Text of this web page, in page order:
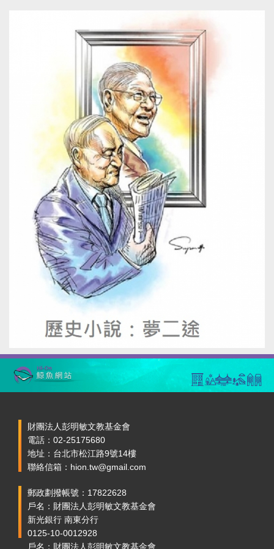
財團法人彭明敏文教基金會
電話：02-25175680
地址：台北市松江路9號14樓
聯絡信箱：hion.tw@gmail.com
郵政劃撥帳號：17822628
戶名：財團法人彭明敏文教基金會
新光銀行 南東分行
0125-10-0012928
戶名：財團法人彭明敏文教基金會